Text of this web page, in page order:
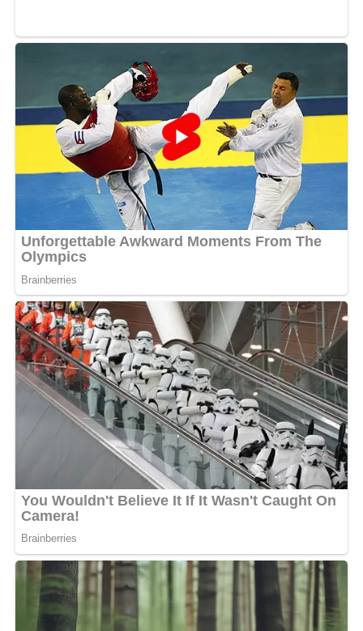
continuer sa vie en assumant pleinement son acte.
Peut-être qu’elle l’a fait exprès pour faire réagir ses
fans, qui sait !
MOTS-CLÉS : CREOL UNE